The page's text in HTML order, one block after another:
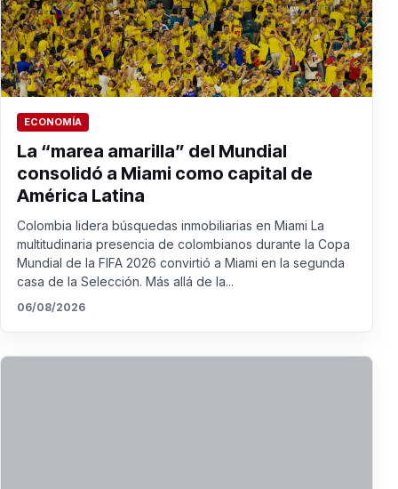
ECONOMÍA
La “marea amarilla” del Mundial
consolidó a Miami como capital de
América Latina
Colombia lidera búsquedas inmobiliarias en Miami La
multitudinaria presencia de colombianos durante la Copa
Mundial de la FIFA 2026 convirtió a Miami en la segunda
casa de la Selección. Más allá de la...
06/08/2026